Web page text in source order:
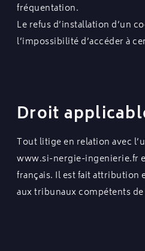
fréquentation.
Le refus d’installation d’un
l’impossibilité d’accéder à
Droit
Tout litige en relation avec
www.si-nergie-ingenierie.fr
français. Il est fait
aux tribunaux compétents